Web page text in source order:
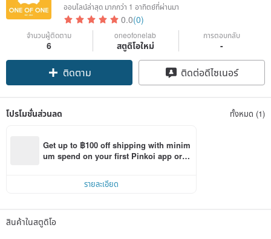
ออนไลน์ล่าสุด มากกว่า 1 อาทิตย์ที่ผ่านมา
0.0(0)
จำนวนผู้ติดตาม
6
oneofonelab
สตูดิโอใหม่
การตอบกลับ
-
ติดตาม ติดต่อดีไซเนอร์
โปรโมชั่นส่วนลด ทั้งหมด (1)
Get up to ฿100 off shipping with minim
um spend on your first Pinkoi app orde
รายละเอียด
สินค้าในสตูดิโอ